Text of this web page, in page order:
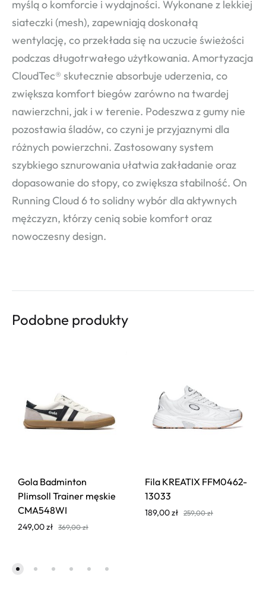
myślą o komforcie i wydajności. Wykonane z lekkiej
siateczki (mesh), zapewniają doskonałą
wentylację, co przekłada się na uczucie świeżości
podczas długotrwałego użytkowania. Amortyzacja
CloudTec® skutecznie absorbuje uderzenia, co
zwiększa komfort biegów zarówno na twardej
nawierzchni, jak i w terenie. Podeszwa z gumy nie
pozostawia śladów, co czyni je przyjaznymi dla
różnych powierzchni. Zastosowany system
szybkiego sznurowania ułatwia zakładanie oraz
dopasowanie do stopy, co zwiększa stabilność. On
Running Cloud 6 to solidny wybór dla aktywnych
mężczyzn, którzy cenią sobie komfort oraz
nowoczesny design.
Podobne produkty
Gola Badminton
Plimsoll Trainer męskie
CMA548WI
249,00zł 369,00zł
Fila KREATIX FFM0462-
13033
189,00zł 259,00zł